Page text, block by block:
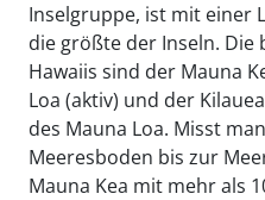
Inselgruppe, ist mit einer
die größte der Inseln.
Hawaiis sind der Mauna
Loa (aktiv) und der
des Mauna Loa. Misst
Meeresboden bis zur
Mauna Kea mit mehr als